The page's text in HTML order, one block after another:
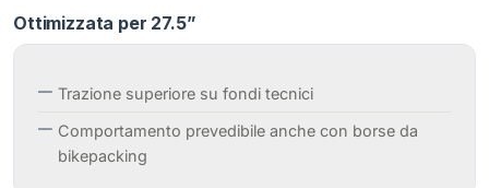
Ottimizzata per 27.5”
Trazione superiore su fondi tecnici
Comportamento prevedibile anche con borse da
bikepacking